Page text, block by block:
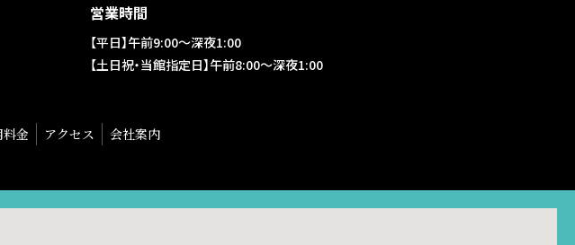
営業時間
【平日】午前9:00～深夜1:00
【土日祝・当館指定日】午前8:00～深夜1:00
料金 アクセス 会社案内